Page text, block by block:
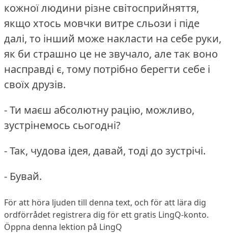
кожної людини різне світосприйняття,
якщо хтось мовчки витре сльози і піде
далі, то інший може накласти на себе руки,
як би страшно це не звучало, але так воно
насправді є, тому потрібно берегти себе і
своїх друзів.
- Ти маєш абсолютну рацію, можливо,
зустрінемось сьогодні?
- Так, чудова ідея, давай, тоді до зустрічі.
- Бувай.
För att höra ljuden till denna text, och för att lära dig
ordförrådet registrera dig för ett gratis LingQ-konto.
Öppna denna lektion på LingQ